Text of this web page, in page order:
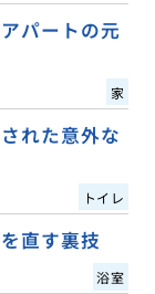
パートの元
家
れた意外な
トイレ
直す裏技
浴室